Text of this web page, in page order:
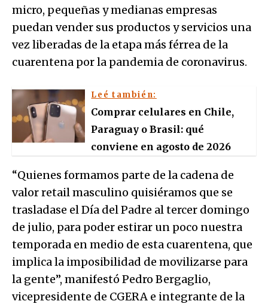
micro, pequeñas y medianas empresas
puedan vender sus productos y servicios una
vez liberadas de la etapa más férrea de la
cuarentena por la pandemia de coronavirus.
Leé también:
Comprar celulares en Chile,
Paraguay o Brasil: qué
conviene en agosto de 2026
“Quienes formamos parte de la cadena de
valor retail masculino quisiéramos que se
trasladase el Día del Padre al tercer domingo
de julio, para poder estirar un poco nuestra
temporada en medio de esta cuarentena, que
implica la imposibilidad de movilizarse para
la gente”, manifestó Pedro Bergaglio,
vicepresidente de CGERA e integrante de la